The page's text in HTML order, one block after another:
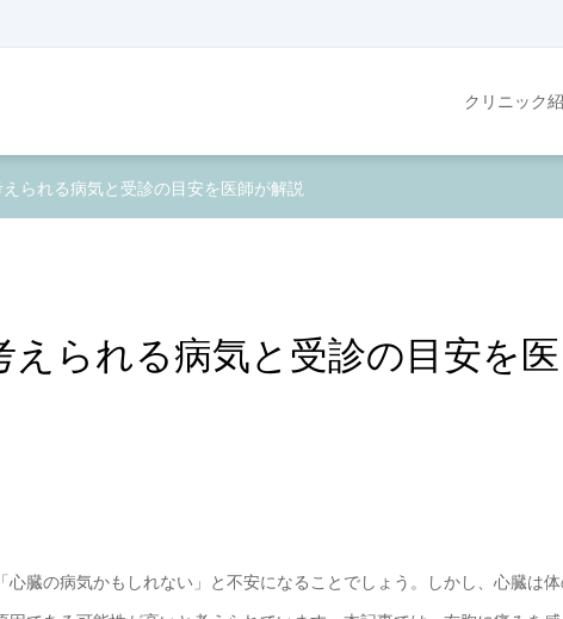
クリニック
られる病気と受診の目安を医師が解説
られる病気と受診の目安を医
心臓の病気かもしれない」と不安になることでしょう。しかし、心臓は